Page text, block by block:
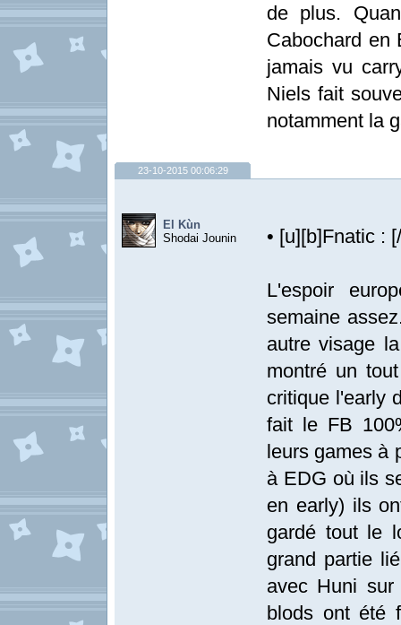
de plus.
Cabochard en
jamais vu
Niels fait
notamment la
23-10-2015 00:06:29
El Kùn
Shodai Jounin
• [u][b]Fnatic :
L'espoir
semaine
autre visage
montré un
critique l'early
fait le FB
leurs games à
à EDG où ils
en early) ils
gardé tout le
grand partie
avec Huni
blods ont été